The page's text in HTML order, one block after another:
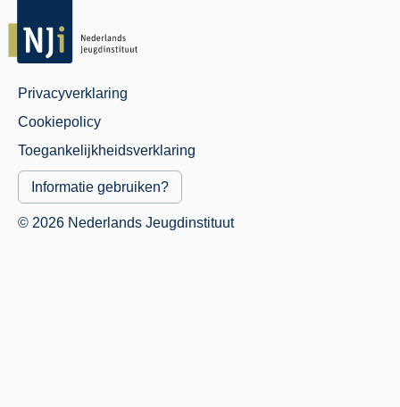
Juridisch
Menu
Privacyverklaring
Cookiepolicy
Toegankelijkheidsverklaring
Informatie gebruiken?
© 2026 Nederlands Jeugdinstituut